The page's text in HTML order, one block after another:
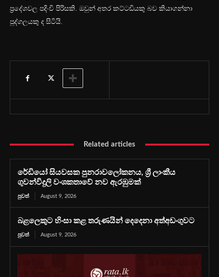
ප්‍රදේශවල පදිංචි පිරිසකි. ඔවුන් අතර කට්ටඩියකු බව කියාගන්නා
පුද්ගලයකු ද සිටියි.
Related articles
රේඩියෝ සියවසක පුනරාවලෝකනය, ශ්‍රී ලාංකීය
ගුවන්විදුලි වංශකතාවේ නව ඇරඹුමක්
පුවත් August 9, 2026
බළලෙකුට හිංසා කළ තරුණයින් දෙදෙනා අත්අඩංගුවට
පුවත් August 9, 2026